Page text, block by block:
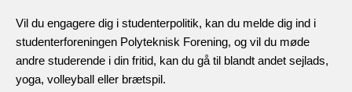
Vil du engagere dig i studenterpolitik, kan du melde dig ind i
studenterforeningen Polyteknisk Forening, og vil du møde
andre studerende i din fritid, kan du gå til blandt andet sejlads,
yoga, volleyball eller brætspil.